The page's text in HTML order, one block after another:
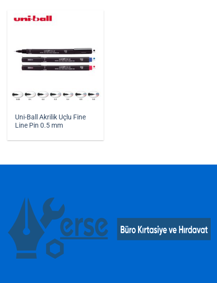
Uni-Ball Akrilik Uçlu Fine
Line Pin 0.5 mm